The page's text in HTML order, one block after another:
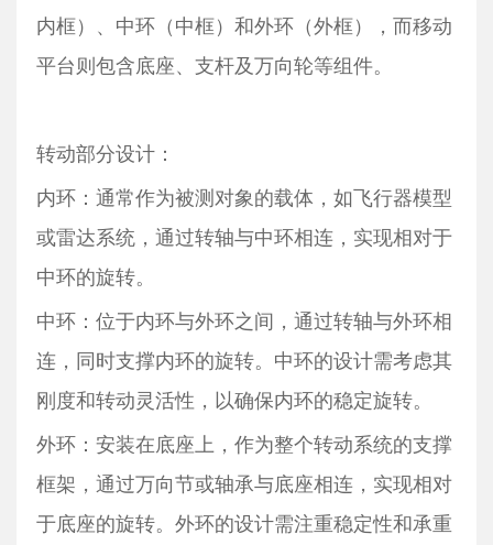
内框）、中环（中框）和外环（外框），而移动
平台则包含底座、支杆及万向轮等组件。
转动部分设计：
内环：通常作为被测对象的载体，如飞行器模型
或雷达系统，通过转轴与中环相连，实现相对于
中环的旋转。
中环：位于内环与外环之间，通过转轴与外环相
连，同时支撑内环的旋转。中环的设计需考虑其
刚度和转动灵活性，以确保内环的稳定旋转。
外环：安装在底座上，作为整个转动系统的支撑
框架，通过万向节或轴承与底座相连，实现相对
于底座的旋转。外环的设计需注重稳定性和承重